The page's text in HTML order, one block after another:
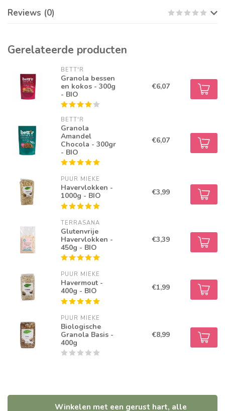
Reviews (0)
Gerelateerde producten
BETT'R
Granola bessen
en kokos - 300g
- BIO
€6,07
BETT'R
Granola
Amandel
Chocola - 300gr
- BIO
€6,07
PUUR MIEKE
Havervlokken -
1000g - BIO
€3,99
TERRASANA
Glutenvrije
Havervlokken -
450g - BIO
€3,39
PUUR MIEKE
Havermout -
400g - BIO
€1,99
PUUR MIEKE
Biologische
Granola Basis -
400g
€8,99
Winkelen met een gerust hart, alle